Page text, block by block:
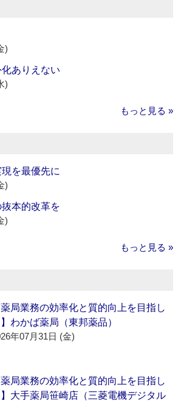
)
ありえない
)
もっと見る »
を最優先に
)
本的改革を
)
もっと見る »
薬局業務の効率化と質的向上を目指し
わかば薬局（東邦薬品）
年07月31日 (金)
薬局業務の効率化と質的向上を目指し
大手薬局笹崎店（三菱電機デジタル